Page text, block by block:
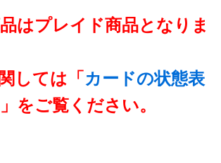
はプレイド商品となりま
しては「カードの状態表
」をご覧ください。